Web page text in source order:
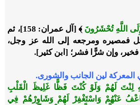
اللَّهِ تُحْشَرُونَ
﴾ [آل عمران: 158]، ثم
فمصيره ومرجعه إلى الله عز وجل،
فخير، وإن شرًّا فشر؛ [ابن كثير].
لِنْتَ لَهُمْ وَلَوْ كُنْتَ فَظًّا غَلِيظَ الْقَلْبِ
عَنْهُمْ وَاسْتَغْفِرْ لَهُمْ وَشَاوِرْهُمْ فِي